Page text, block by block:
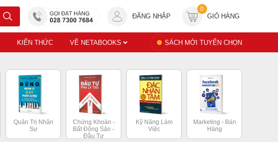
ĐĂNG NHẬP
0
GIỎ HÀNG
KIẾN THỨC VỀ NETABOOKS SÁCH MỚI TUYỂN CHỌN
Quản Trị Nhân
Sự
Chứng Khoán -
Bất Động Sản -
Đầu Tư
Kỹ Năng Làm
Việc
Marketing - Bán
Hàng